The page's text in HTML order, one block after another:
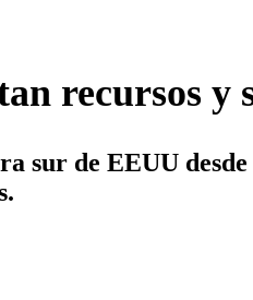
recursos y
de EEUU desde